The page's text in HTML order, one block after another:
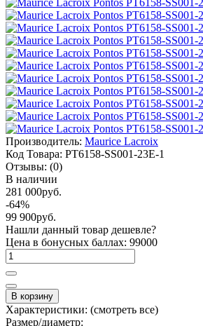
Производитель: Maurice Lacroix
Код Товара: PT6158-SS001-23E-1
Отзывы: (0)
В наличии
281 000руб.
-64%
99 900руб.
Нашли данный товар дешевле?
Цена в бонусных баллах: 99000
В корзину
Характеристики: (смотреть все)
Размер/диаметр: